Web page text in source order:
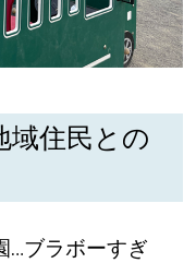
域住民との
…ブラボーすぎ